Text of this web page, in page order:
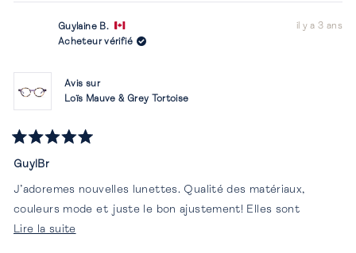
Guylaine B.
Acheteur vérifié
il y a 3 ans
Avis sur
Loïs Mauve & Grey Tortoise
5
5
étoiles
GuylBr
J’adoremes nouvelles lunettes. Qualité des matériaux,
couleurs mode et juste le bon ajustement! Elles sont
parfaites!
Lire la suiteEn